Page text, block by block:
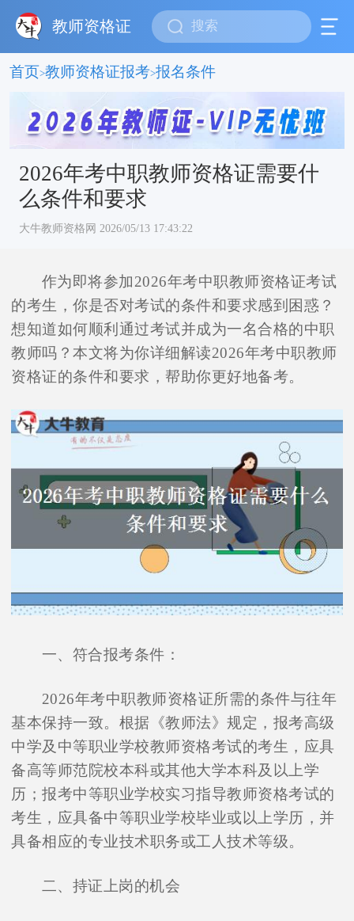
教师资格证
首页>教师资格证报考>报名条件
2026年考中职教师资格证需要什
么条件和要求
大牛教师资格网 2026/05/13 17:43:22
作为即将参加2026年考中职教师资格证考试
的考生，你是否对考试的条件和要求感到困惑？
想知道如何顺利通过考试并成为一名合格的中职
教师吗？本文将为你详细解读2026年考中职教师
资格证的条件和要求，帮助你更好地备考。
一、符合报考条件：
2026年考中职教师资格证所需的条件与往年
基本保持一致。根据《教师法》规定，报考高级
中学及中等职业学校教师资格考试的考生，应具
备高等师范院校本科或其他大学本科及以上学
历；报考中等职业学校实习指导教师资格考试的
考生，应具备中等职业学校毕业或以上学历，并
具备相应的专业技术职务或工人技术等级。
二、持证上岗的机会